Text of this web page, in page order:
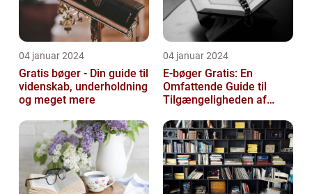
04 januar 2024
Gratis bøger - Din guide til
videnskab, underholdning
og meget mere
04 januar 2024
E-bøger Gratis: En
Omfattende Guide til
Tilgængeligheden af